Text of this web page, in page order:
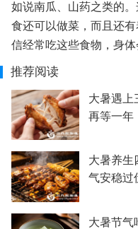
如说南瓜、山药之类的
食还可以做菜，而且还
信经常吃这些食物，身体
推荐阅读
大暑遇上
再等一年
大暑养生
气安稳过
大暑节气